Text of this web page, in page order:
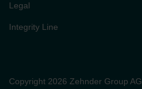
Copyright 2026 Zehnder Group AG
Legal
Integrity Line